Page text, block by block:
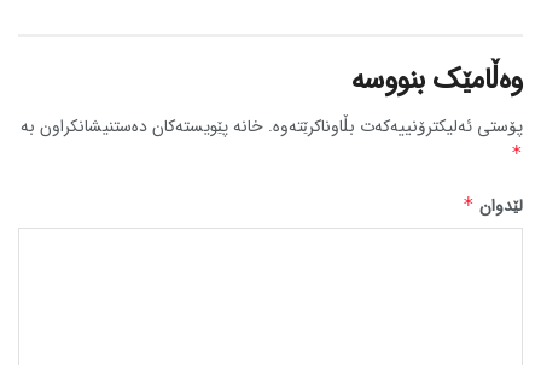
وەڵامێک بنووسە
پۆستی ئەلیکترۆنییەکەت بڵاوناکرێتەوە. خانە پێویستەکان دەستنیشانکراون بە
*
لێدوان *